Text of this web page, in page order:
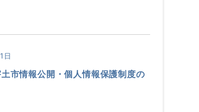
日
市情報公開・個人情報保護制度の